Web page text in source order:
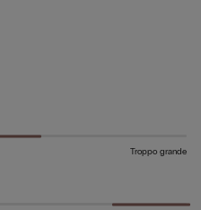
Troppo grande